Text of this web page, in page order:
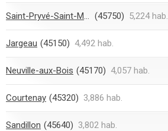
Saint-Pryvé-Saint-Mesmin (45750) 5,224 hab.
Jargeau (45150) 4,492 hab.
Neuville-aux-Bois (45170) 4,057 hab.
Courtenay (45320) 3,886 hab.
Sandillon (45640) 3,802 hab.